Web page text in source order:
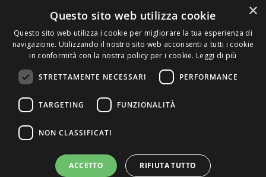
© 2026 Patronato INCA CGIL Lombardia –
Sede Regionale: Via Palmanova, 22 –
20132 Milano – Codice Fiscale:
94554190150 | Partita IVA: 10149490962
PEC:lombardia@inca.pecgil.it
Sito realizzato da GraficaeFoto di
×
Questo sito web utilizza cookie
Questo sito web utilizza i cookie per migliorare la tua esperienza di
navigazione. Utilizzando il nostro sito web acconsenti a tutti i cookie
in conformità con la nostra policy per i cookie. Leggi di più
STRETTAMENTE NECESSARI PERFORMANCE
TARGETING FUNZIONALITÀ
NON CLASSIFICATI
ACCETTO RIFIUTA TUTTO